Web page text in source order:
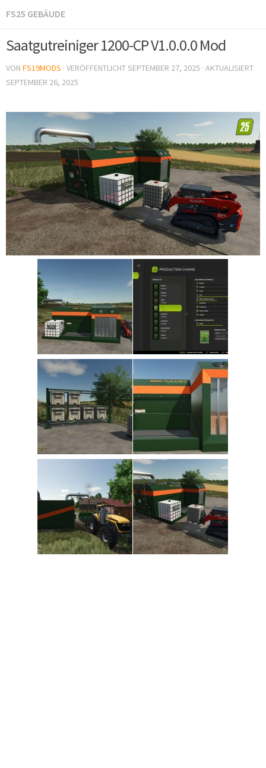
FS25 GEBÄUDE
Saatgutreiniger 1200-CP V1.0.0.0 Mod
VON FS19MODS · VERÖFFENTLICHTSEPTEMBER 27, 2025 · AKTUALISIERT
SEPTEMBER 26, 2025